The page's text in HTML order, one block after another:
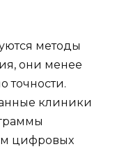
методы
они менее
точности.
клиники
цифровых